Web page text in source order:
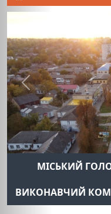
Previous
МІСЬКИЙ
ВИКОНАВЧИЙ